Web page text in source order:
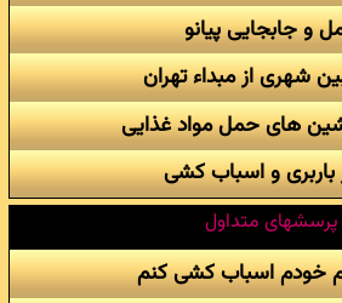
و جابجایی پیانو
شهری از مبداء تهران
های حمل مواد غذایی
باربری و اسباب کشی
پرسشهای متداول
خودم اسباب کشی کنم